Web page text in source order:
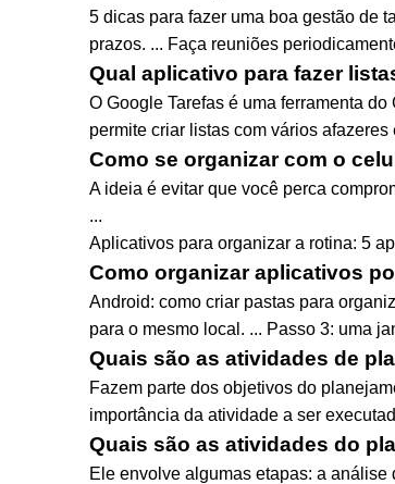
5 dicas para fazer uma boa gestão de
prazos. ... Faça reuniões
Qual aplicativo para fazer
O Google Tarefas é uma ferramenta
permite criar listas com vários
Como se organizar com o
A ideia é evitar que você perca
...
Aplicativos para organizar a rotina: 5
Como organizar aplicativos
Android: como criar pastas para
para o mesmo local. ... Passo 3: uma
Quais são as atividades de
Fazem parte dos objetivos do
importância da atividade a ser
Quais são as atividades do
Ele envolve algumas etapas: a